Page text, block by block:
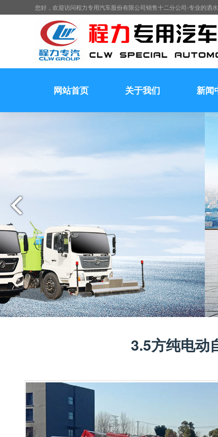
您好，欢迎访问程力专用汽车股份有限公司销售十二分公司-专业的洒
网站首页 关于我们 新闻
3.5方纯电动